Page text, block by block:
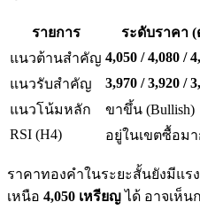
รายการ
ระดับราคา
แนวต้านสำคัญ 4,050 / 4,080 /
แนวรับสำคัญ
3,970 / 3,920 /
แนวโน้มหลัก
ขาขึ้น (Bullish)
RSI (H4)
อยู่ในเขตซื้อมา
ราคาทองคำในระยะสั้นยังมีแ
เหนือ 4,050 เหรียญได้ อาจเห็